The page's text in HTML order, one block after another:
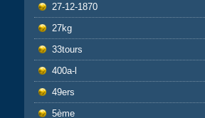
27-12-1870
27kg
33tours
400a-l
49ers
5ème